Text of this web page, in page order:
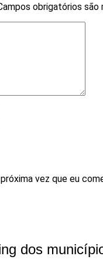
obrigatórios são
vez que eu
dos